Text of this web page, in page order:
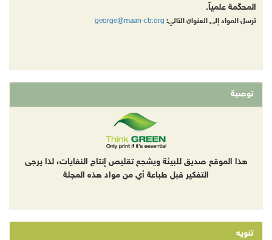
المحكّمة علمياً.
ترسل المواد إلى العنوان التالي: george@maan-ctr.org
توصية
هذا الموقع صديق للبيئة ويشجع تقليص إنتاج النفايات، لذا يرجى
التفكير قبل طباعة أي من مواد هذه المجلة
تنويه